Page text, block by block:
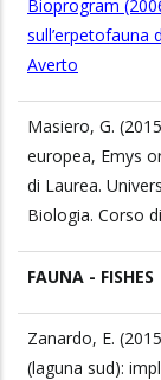
Bioprogram
sull’erpetofauna
Averto
Masiero, G.
europea, Emys
di Laurea.
Biologia. Corso
FAUNA - FISHES
Zanardo, E.
(laguna sud):